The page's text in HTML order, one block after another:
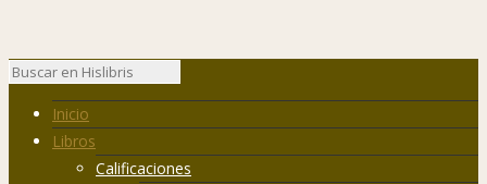
Inicio
Libros
Calificaciones